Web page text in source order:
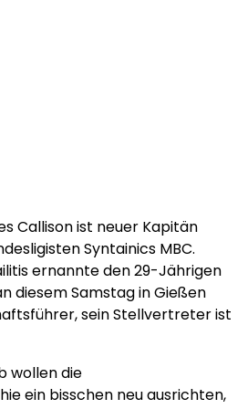
Callison ist neuer Kapitän
Syntainics MBC.
ernannte den 29-Jährigen
diesem Samstag in Gießen
sein Stellvertreter ist
wollen die
ein bisschen neu ausrichten,